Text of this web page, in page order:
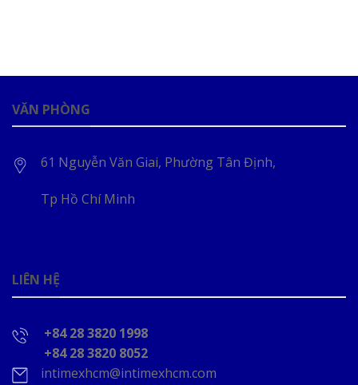
VĂN PHÒNG
61 Nguyễn Văn Giai, Phường Tân Định,
Tp Hồ Chí Minh
LIÊN HỆ
+84 28 3820 1998
+84 28 3820 8052
intimexhcm@intimexhcm.com